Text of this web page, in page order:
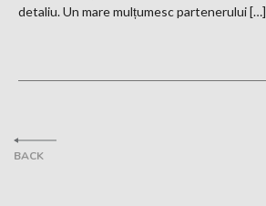
BACK
detaliu. Un mare mulțumesc partenerului […]